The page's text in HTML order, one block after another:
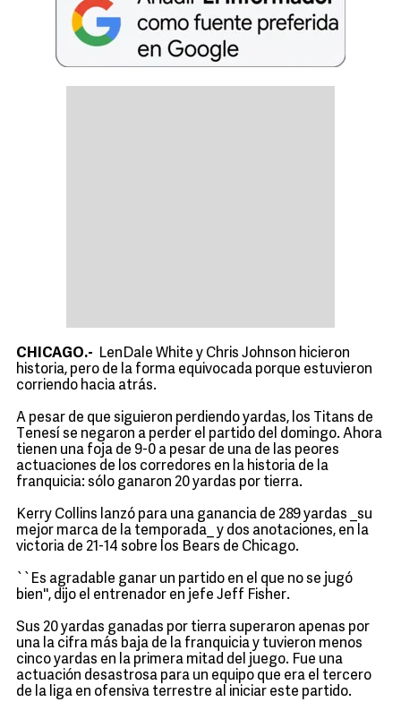
CHICAGO.- LenDale White y Chris Johnson hicieron
historia, pero de la forma equivocada porque estuvieron
corriendo hacia atrás.
A pesar de que siguieron perdiendo yardas, los Titans de
Tenesí se negaron a perder el partido del domingo. Ahora
tienen una foja de 9-0 a pesar de una de las peores
actuaciones de los corredores en la historia de la
franquicia: sólo ganaron 20 yardas por tierra.
Kerry Collins lanzó para una ganancia de 289 yardas _su
mejor marca de la temporada_ y dos anotaciones, en la
victoria de 21-14 sobre los Bears de Chicago.
``Es agradable ganar un partido en el que no se jugó
bien'', dijo el entrenador en jefe Jeff Fisher.
Sus 20 yardas ganadas por tierra superaron apenas por
una la cifra más baja de la franquicia y tuvieron menos
cinco yardas en la primera mitad del juego. Fue una
actuación desastrosa para un equipo que era el tercero
de la liga en ofensiva terrestre al iniciar este partido.